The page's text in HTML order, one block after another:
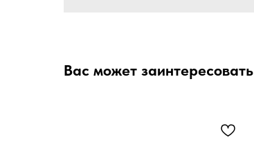
Вас может заинтересовать